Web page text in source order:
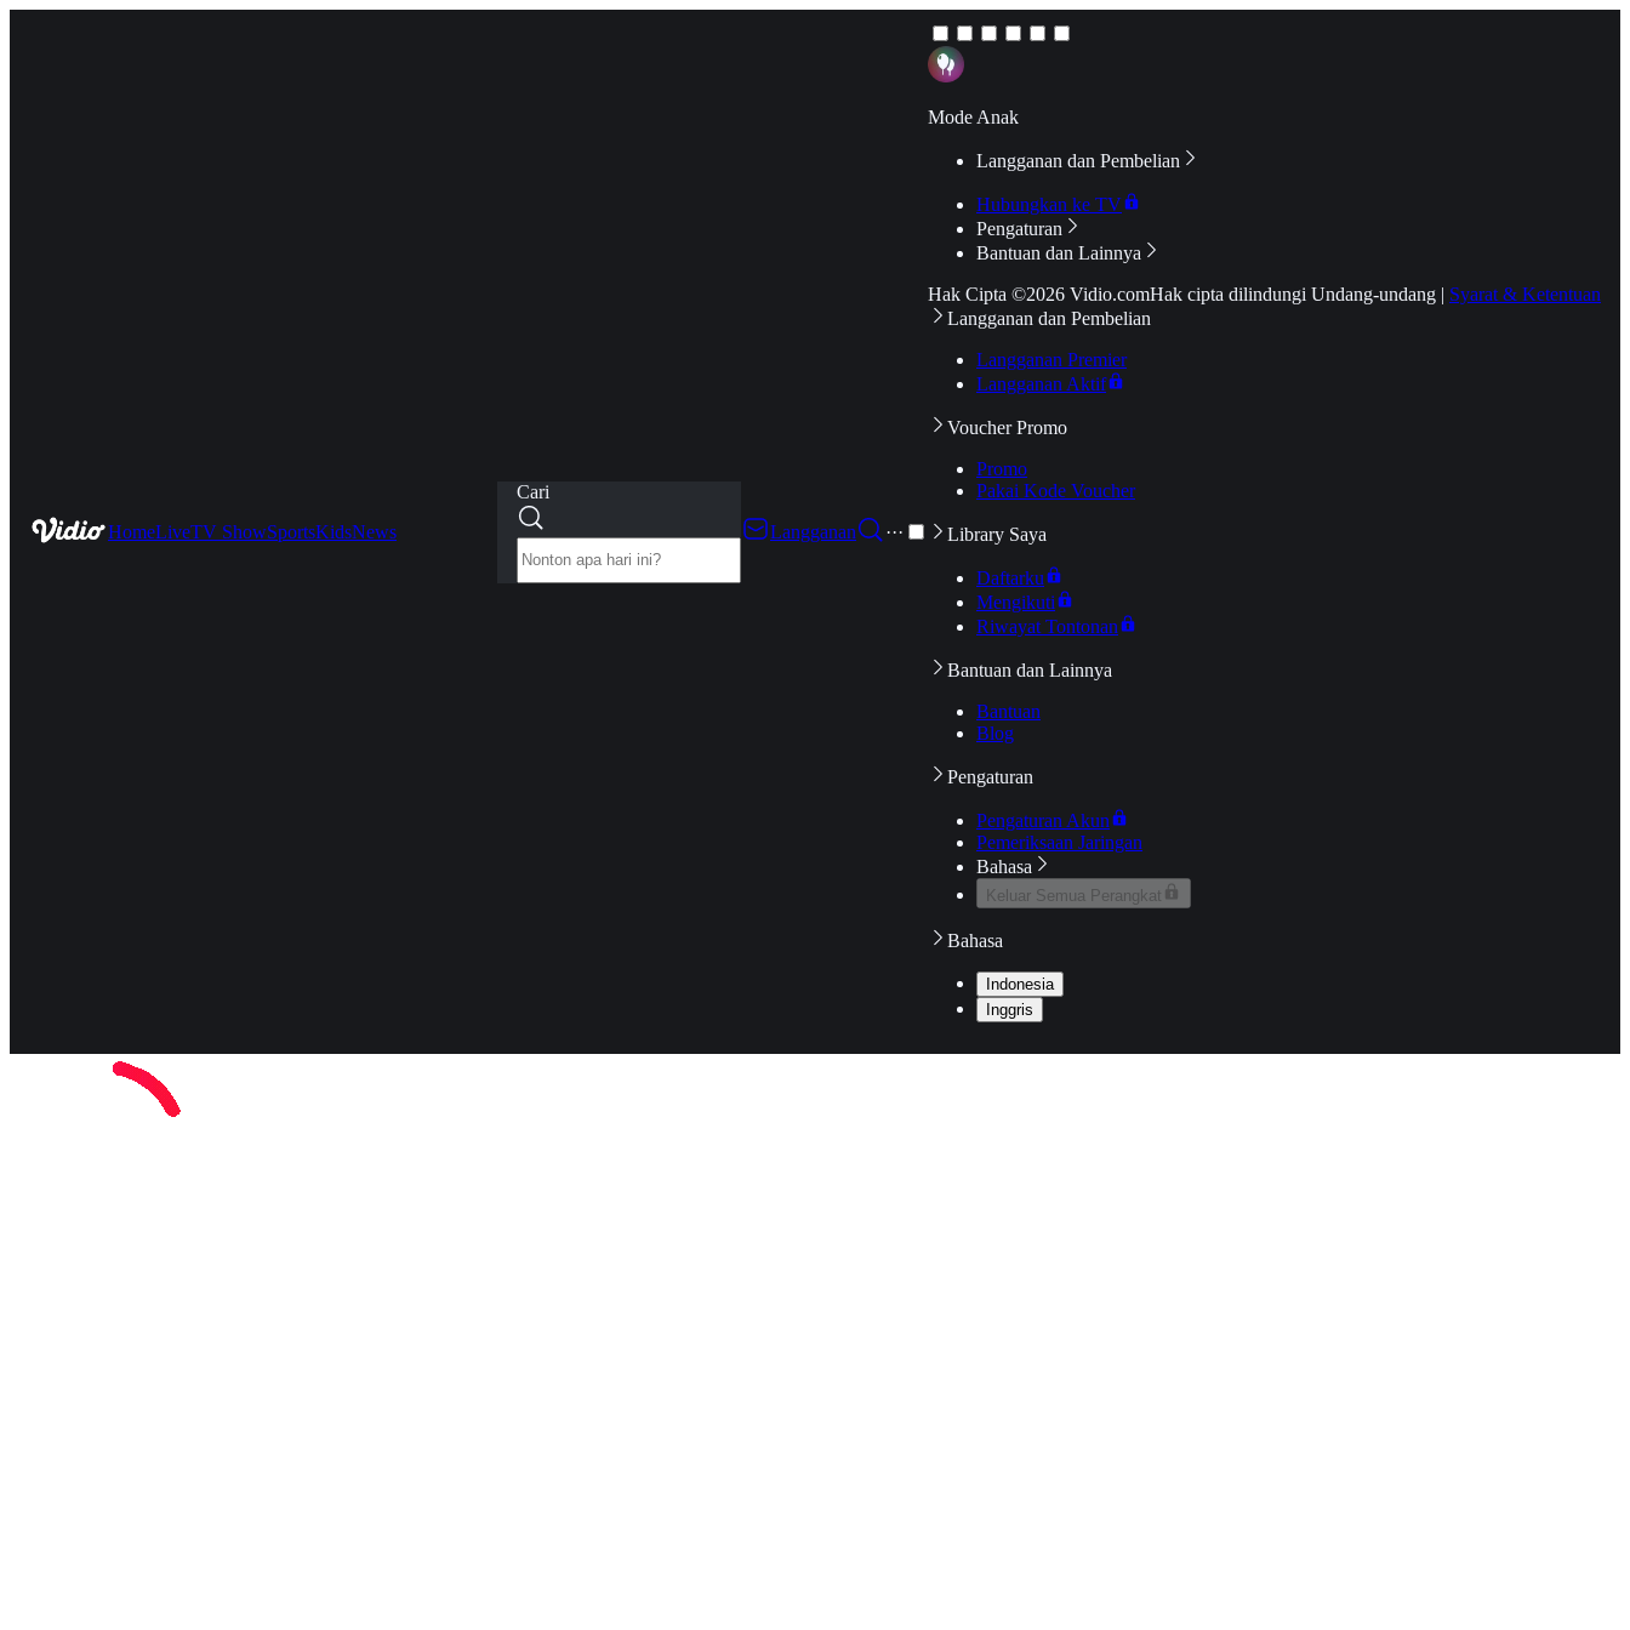
HomeLiveTV ShowSportsKidsNews
Cari
Langganan
···
Mode Anak
Langganan dan Pembelian
Hubungkan ke TV
Pengaturan
Bantuan dan Lainnya
Hak Cipta ©2026 Vidio.comHak cipta dilindungi Undang-undang | Syarat & Ketentuan
Langganan dan Pembelian
Langganan Premier
Langganan Aktif
Voucher Promo
Promo
Pakai Kode Voucher
Library Saya
Daftarku
Mengikuti
Riwayat Tontonan
Bantuan dan Lainnya
Bantuan
Blog
Pengaturan
Pengaturan Akun
Pemeriksaan Jaringan
Bahasa
Keluar Semua Perangkat
Bahasa
Indonesia
Inggris